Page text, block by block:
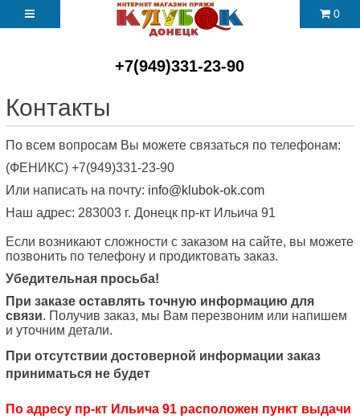
+7(949)331-23-90
0
Контакты
По всем вопросам Вы можете связаться по телефонам:
(ФЕНИКС) +7(949)331-23-90
Или написать на почту: info@klubok-ok.com
Наш адрес: 283003 г. Донецк пр-кт Ильича 91
Если возникают сложности с заказом на сайте, вы можете
позвонить по телефону и продиктовать заказ.
Убедительная просьба!
При заказе оставлять точную информацию для
связи. Получив заказ, мы Вам перезвоним или напишем
и уточним детали.
При отсутствии достоверной информации заказ
приниматься не будет
По адресу пр-кт Ильича 91 расположен пункт выдачи